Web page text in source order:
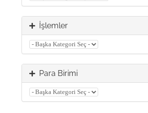
İşlemler
Para Birimi